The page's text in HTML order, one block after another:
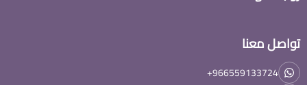
تواصل معنا
+966559133724